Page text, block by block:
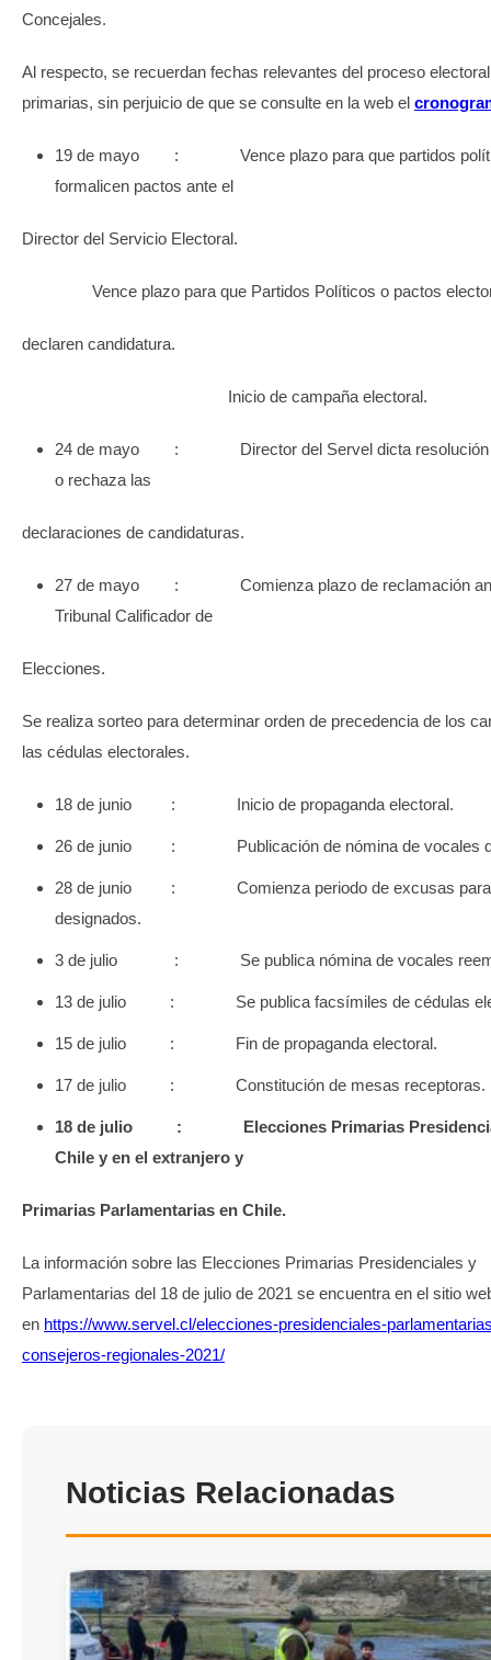
Concejales.
Al respecto, se recuerdan fechas relevantes del proceso
primarias, sin perjuicio de que se consulte en la web el
19 de mayo : Vence plazo para que partidos
formalicen pactos ante el
Director del Servicio Electoral.
Vence plazo para que Partidos Políticos o pactos
declaren candidatura.
Inicio de campaña electoral.
24 de mayo : Director del Servel dicta resolución
o rechaza las
declaraciones de candidaturas.
27 de mayo : Comienza plazo de reclamación
Tribunal Calificador de
Elecciones.
Se realiza sorteo para determinar orden de precedencia de los
las cédulas electorales.
18 de junio : Inicio de propaganda electoral.
26 de junio : Publicación de nómina de vocales
28 de junio : Comienza periodo de excusas para
designados.
3 de julio : Se publica nómina de vocales
13 de julio : Se publica facsímiles de cédulas
15 de julio : Fin de propaganda electoral.
17 de julio : Constitución de mesas receptoras.
18 de julio : Elecciones Primarias
Chile y en el extranjero y
Primarias Parlamentarias en Chile.
La información sobre las Elecciones Primarias Presidenciales y
Parlamentarias del 18 de julio de 2021 se encuentra en el sitio
en https://www.servel.cl/elecciones-presidenciales-
consejeros-regionales-2021/
Noticias Relacionadas